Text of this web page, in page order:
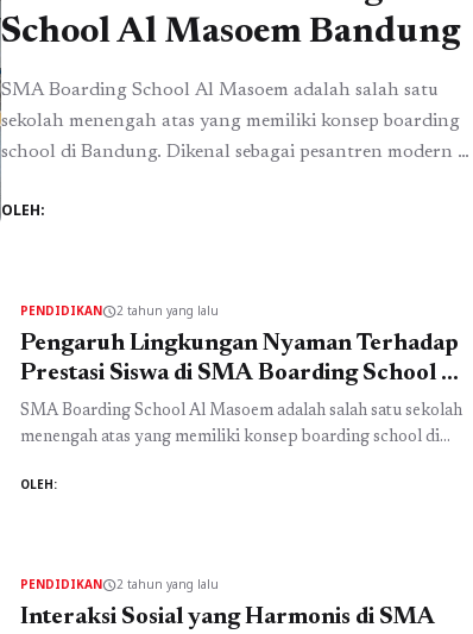
School Al Masoem Bandung
SMA Boarding School Al Masoem adalah salah satu
sekolah menengah atas yang memiliki konsep boarding
school di Bandung. Dikenal sebagai pesantren modern di
yang berkualitas. Lingkungan nyaman di sekolah ini
Al Masoem ...Baca Selengkapnya
OLEH:
PENDIDIKANschedule2 tahun yang lalu
Pengaruh Lingkungan Nyaman Terhadap
Prestasi Siswa di SMA Boarding School Al
Masoem Bandung
SMA Boarding School Al Masoem adalah salah satu sekolah
menengah atas yang memiliki konsep boarding school di
sekolah ini menawarkan pendidikan Islam yang berkualitas.
Selengkapnya
OLEH:
PENDIDIKANschedule2 tahun yang lalu
Interaksi Sosial yang Harmonis di SMA